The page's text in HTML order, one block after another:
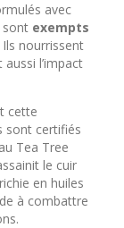
avec
sont exempts
Ils nourrissent
l’impact
cette
sont certifiés
Tea Tree
le cuir
en huiles
à combattre